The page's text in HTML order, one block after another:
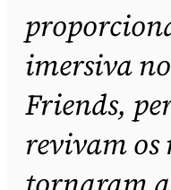
imersiva
Friends,
revivam os